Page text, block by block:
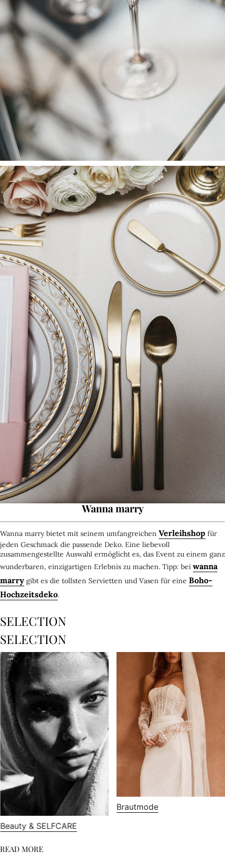
Wanna marry
Wanna marry bietet mit seinem umfangreichen Verleihshop für
jeden Geschmack die passende Deko. Eine liebevoll
zusammengestellte Auswahl ermöglicht es, das Event zu einem ganz
wunderbaren, einzigartigen Erlebnis zu machen. Tipp: bei wanna
marry gibt es die tollsten Servietten und Vasen für eine Boho-
Hochzeitsdeko.
SELECTION
SELECTION
Beauty & SELFCARE
Brautmode
READ MORE